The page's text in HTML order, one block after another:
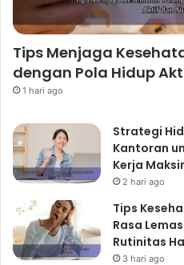
Tips Menjaga
dengan Pola Hidup
1 hari ago
Strategi
Kantoran
Kerja
2 hari ago
Tips
Rasa
Rutinitas
3 hari ago